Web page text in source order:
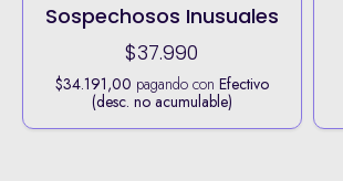
Sospechosos Inusuales
$37.990
$34.191,00 pagando con Efectivo
(desc. no acumulable)